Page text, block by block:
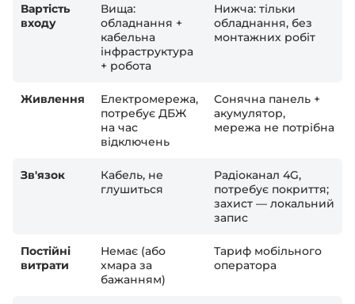
Вартість
входу
Вища:
обладнання +
кабельна
інфраструктура
+ робота
Нижча: тільки
обладнання, без
монтажних робіт
Живлення
Електромережа,
потребує ДБЖ
на час
відключень
Сонячна панель +
акумулятор,
мережа не потрібна
Зв'язок
Кабель, не
глушиться
Радіоканал 4G,
потребує покриття;
захист — локальний
запис
Постійні
витрати
Немає (або
хмара за
бажанням)
Тариф мобільного
оператора